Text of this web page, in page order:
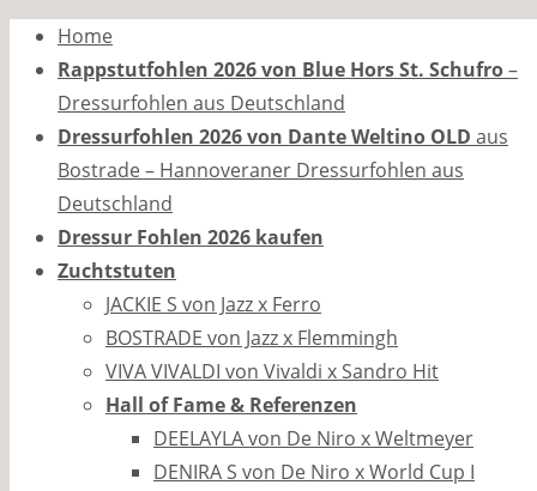
Zum
Inhalt
springen
Home
Rappstutfohlen 2026 von Blue Hors St. Schufro–
Dressurfohlen aus Deutschland
Dressurfohlen 2026 von Dante Weltino OLD aus
Bostrade – Hannoveraner Dressurfohlen aus
Deutschland
Dressur Fohlen 2026 kaufen
Zuchtstuten
JACKIE S von Jazz x Ferro
BOSTRADE von Jazz x Flemmingh
VIVA VIVALDI von Vivaldi x Sandro Hit
Hall of Fame & Referenzen
DEELAYLA von De Niro x Weltmeyer
DENIRA S von De Niro x World Cup I